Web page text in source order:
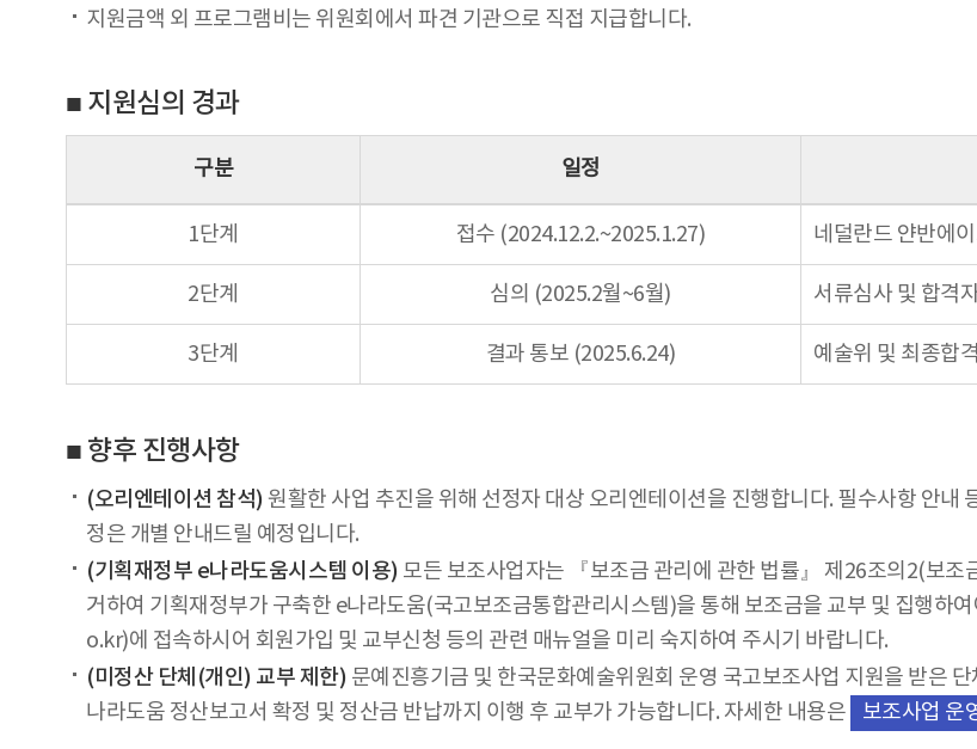
지원금액 외 프로그램비는 위원회에서 파견 기관으로 직접 지급합니다.
■ 지원심의 경과
구분 일정
1단계 접수 (2024.12.2.~2025.1.27) 네덜란드 얀반에
2단계 심의 (2025.2월~6월) 서류심사 및 합격
3단계 결과 통보 (2025.6.24) 예술위 및 최종합
■ 향후 진행사항
(오리엔테이션 참석) 원활한 사업 추진을 위해 선정자 대상 오리엔테이션을 진행합니다. 필수사항 안
정은 개별 안내드릴 예정입니다.
(기획재정부 e나라도움시스템 이용) 모든 보조사업자는 『보조금 관리에 관한 법률』 제26조의2(보
거하여 기획재정부가 구축한 e나라도움(국고보조금통합관리시스템)을 통해 보조금을 교부 및 집행
o.kr)에 접속하시어 회원가입 및 교부신청 등의 관련 매뉴얼을 미리 숙지하여 주시기 바랍니다.
(미정산 단체(개인) 교부 제한) 문예진흥기금 및 한국문화예술위원회 운영 국고보조사업 지원을 받은
나라도움 정산보고서 확정 및 정산금 반납까지 이행 후 교부가 가능합니다. 자세한 내용은
보조사업 운